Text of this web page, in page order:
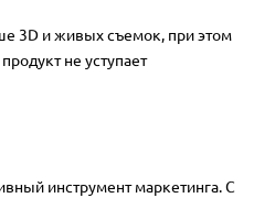
3D и живых съемок, при этом
не уступает
инструмент маркетинга. С